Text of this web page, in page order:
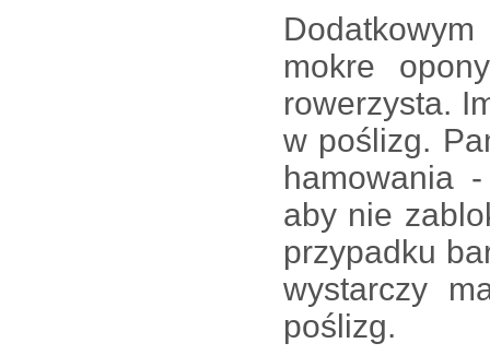
mokre
rowerzysta.
w poślizg.
hamowania
aby nie
przypadku
wystarczy
poślizg.